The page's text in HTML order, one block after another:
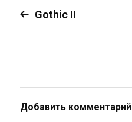
Gothic II
Добавить комментарий